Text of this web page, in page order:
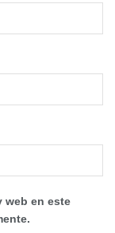
web en este